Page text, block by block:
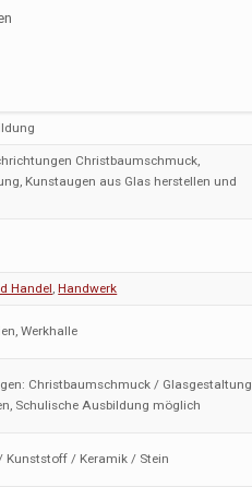
Christbaumschmuck,
Kunstaugen aus Glas herstellen und
Handel,Handwerk
Werkhalle
Christbaumschmuck / Glasgestaltung
Schulische Ausbildung möglich
Kunststoff / Keramik / Stein